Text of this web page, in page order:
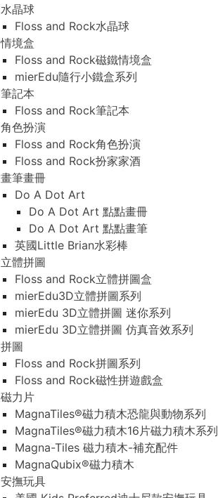
水晶球
Floss and Rock水晶球
情境盒
Floss and Rock磁鐵情境盒
mierEdu隨行小鐵盒系列
筆記本
Floss and Rock筆記本
角色扮演
Floss and Rock角色扮演
Floss and Rock扮家家酒
畫筆畫冊
Do A Dot Art
Do A Dot Art 點點畫冊
Do A Dot Art 點點畫筆
英國Little Brian水彩棒
立體拼圖
Floss and Rock立體拼圖盒
mierEdu3D立體拼圖系列
mierEdu 3D立體拼圖 迷你系列
mierEdu 3D立體拼圖 仿真音效系列
拼圖
Floss and Rock拼圖系列
Floss and Rock磁性拼遊戲盒
磁力片
MagnaTiles®磁力積木恐龍與動物系列
MagnaTiles®磁力積木16片磁力積木系列
Magna-Tiles 磁力積木-補充配件
MagnaQubix®磁力積木
安撫玩具